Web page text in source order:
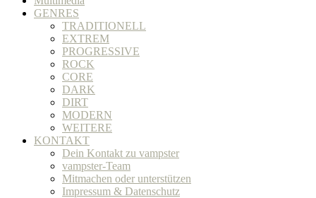
GENRES
TRADITIONELL
EXTREM
PROGRESSIVE
ROCK
CORE
DARK
DIRT
MODERN
WEITERE
KONTAKT
Dein Kontakt zu vampster
vampster-Team
Mitmachen oder unterstützen
Impressum & Datenschutz